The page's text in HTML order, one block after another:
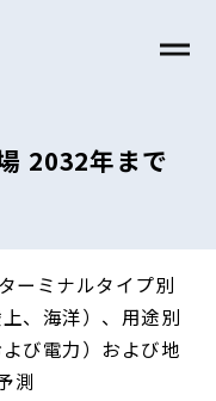
2032年まで
ターミナルタイプ別
、海洋）、用途別
び電力）および地
測